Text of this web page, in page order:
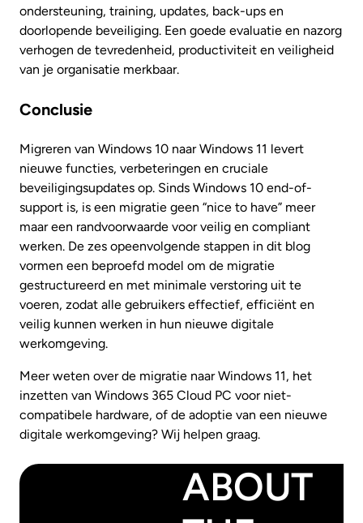
ondersteuning, training, updates, back-ups en
doorlopende beveiliging. Een goede evaluatie en nazorg
verhogen de tevredenheid, productiviteit en veiligheid
van je organisatie merkbaar.
Conclusie
Migreren van Windows 10 naar Windows 11 levert
nieuwe functies, verbeteringen en cruciale
beveiligingsupdates op. Sinds Windows 10 end-of-
support is, is een migratie geen “nice to have” meer
maar een randvoorwaarde voor veilig en compliant
werken. De zes opeenvolgende stappen in dit blog
vormen een beproefd model om de migratie
gestructureerd en met minimale verstoring uit te
voeren, zodat alle gebruikers effectief, efficiënt en
veilig kunnen werken in hun nieuwe digitale
werkomgeving.
Meer weten over de migratie naar Windows 11, het
inzetten van Windows 365 Cloud PC voor niet-
compatibele hardware, of de adoptie van een nieuwe
digitale werkomgeving? Wij helpen graag.
ABOUT